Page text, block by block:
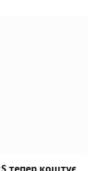
тепер коштує